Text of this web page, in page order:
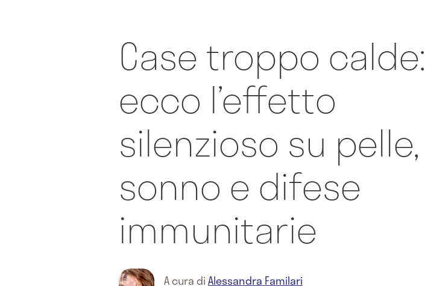
Case troppo calde:
ecco l’effetto
silenzioso su pelle,
sonno e difese
immunitarie
A cura diAlessandra Familari